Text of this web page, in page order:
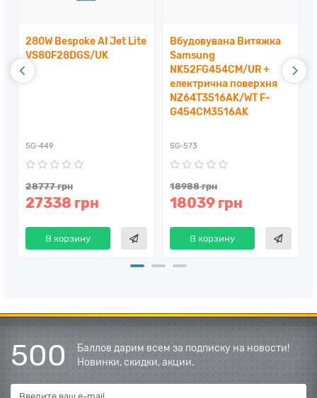
280W Bespoke AI Jet Lite
VS80F28DGS/UK
SG-449
28777 грн
27338 грн
В корзину
Вбудовувана Витяжка
Samsung
NK52FG454CM/UR +
електрична поверхня
NZ64T3516AK/WT F-
G454CM3516AK
SG-573
18988 грн
18039 грн
В корзину
500
Баллов дарим всем за подписку на новости!
Новинки, скидки, акции.